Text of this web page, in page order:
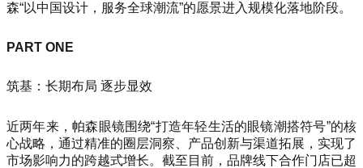
森“以中国设计，服务全球潮流”的愿景进入规模化落地阶段。
PART ONE
筑基：长期布局 逐步显效
近两年来，帕森眼镜围绕“打造年轻生活的眼镜潮搭符号”的核
心战略，通过精准的圈层洞察、产品创新与渠道拓展，实现了
市场影响力的跨越式增长。截至目前，品牌线下合作门店已超